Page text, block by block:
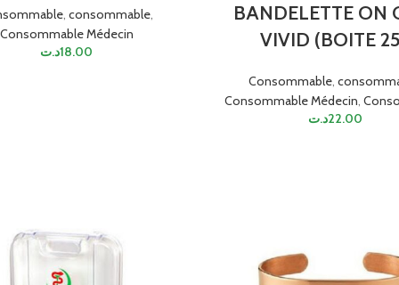
,consommable,
Consommable Médecin
18.00د.ت
BANDELETTE ON
VIVID (BOITE
Consommable,
Consommable Médecin,
22.00د.ت